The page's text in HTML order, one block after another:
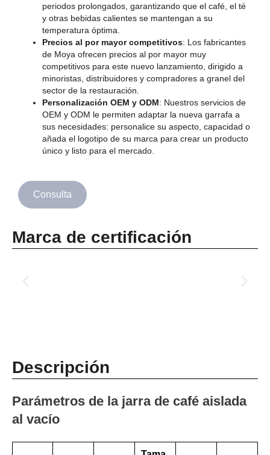
periodos prolongados, garantizando que el café, el té
y otras bebidas calientes se mantengan a su
temperatura óptima.
Precios al por mayor competitivos: Los fabricantes
de Moya ofrecen precios al por mayor muy
competitivos para este nuevo lanzamiento, dirigido a
minoristas, distribuidores y compradores a granel del
sector de la restauración.
Personalización OEM y ODM: Nuestros servicios de
OEM y ODM le permiten adaptar la nueva garrafa a
sus necesidades: personalice su aspecto, capacidad o
añada el logotipo de su marca para crear un producto
único y listo para el mercado.
Consulta
Marca de certificación
Descripción
Parámetros de la jarra de café aislada
al vacío